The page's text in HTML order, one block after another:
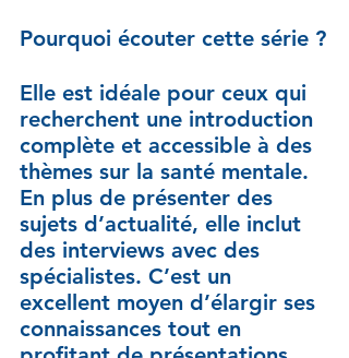
Pourquoi écouter cette série ?
Elle est idéale pour ceux qui
recherchent une introduction
complète et accessible à des
thèmes sur la santé mentale.
En plus de présenter des
sujets d’actualité, elle inclut
des interviews avec des
spécialistes. C’est un
excellent moyen d’élargir ses
connaissances tout en